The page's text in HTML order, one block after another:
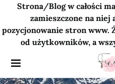
Strona/Blog w całości
zamieszczone na niej
pozycjonowanie stron www.
od użytkowników, a